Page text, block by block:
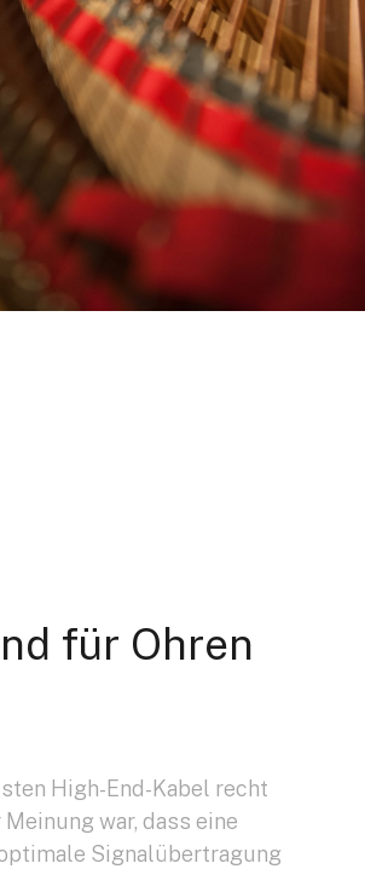
für Ohren
High-End-Kabel recht
war, dass eine
Signalübertragung